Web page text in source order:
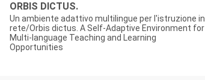
ORBIS DICTUS.
Un ambiente adattivo multilingue per l'istruzione in
rete/Orbis dictus. A Self-Adaptive Environment for
Multi-language Teaching and Learning
Opportunities